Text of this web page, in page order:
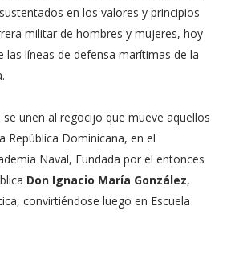
en los valores y principios
militar de hombres y mujeres, hoy
las líneas de defensa marítimas de la
unen al regocijo que mueve aquellos
República Dominicana, en el
Naval, Fundada por el entonces
Don Ignacio María González,
convirtiéndose luego en Escuela